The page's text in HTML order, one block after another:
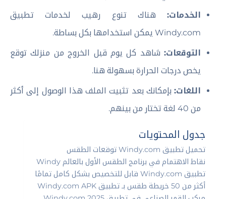
الخدمات: هناك تنوع رهيب لخدمات تطبيق
Windy.com يمكن استخدامها بكل بساطة.
التوقعات: شاهد كل يوم قبل الخروج من منزلك توقع
يخص درجات الحرارة بسهولة هنا.
اللغات: بإمكانك بعد تثبيت الملف هذا الوصول إلى أكثر
من 40 لغة تختار من بينهم.
جدول المحتويات
تحميل تطبيق Windy.com توقعات الطقس
نقاط الاهتمام في برنامج الطقس الأول بالعالم Windy
تطبيق Windy.com قابل للتخصيص بشكل كامل تمامًا
أكثر من 50 خريطة طقس بـ تطبيق Windy.com APK